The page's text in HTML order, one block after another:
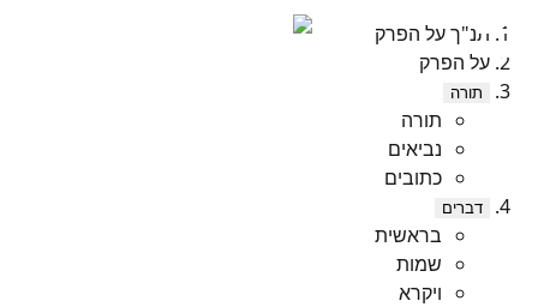
תנ"ך על הפרק
על הפרק
תורה
תורה
נביאים
כתובים
דברים
בראשית
שמות
ויקרא